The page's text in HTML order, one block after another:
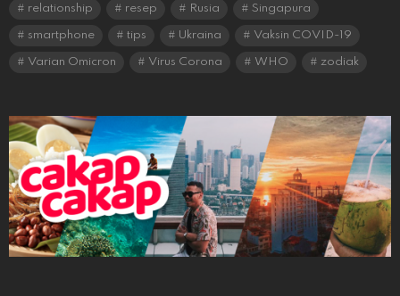
relationship resep Rusia Singapura
smartphone tips Ukraina Vaksin COVID-19
Varian Omicron Virus Corona WHO zodiak